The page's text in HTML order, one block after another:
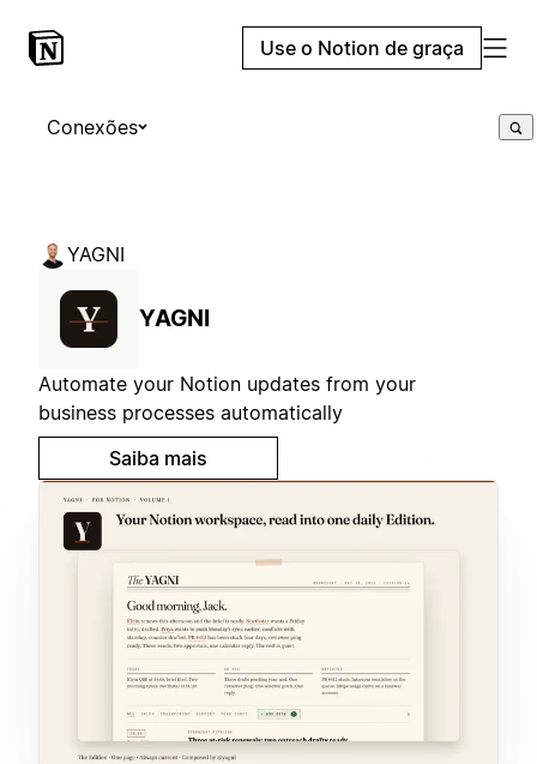
Use o Notion de graça
Conexões
YAGNI
YAGNI
Automate your Notion updates from your
business processes automatically
Saiba mais